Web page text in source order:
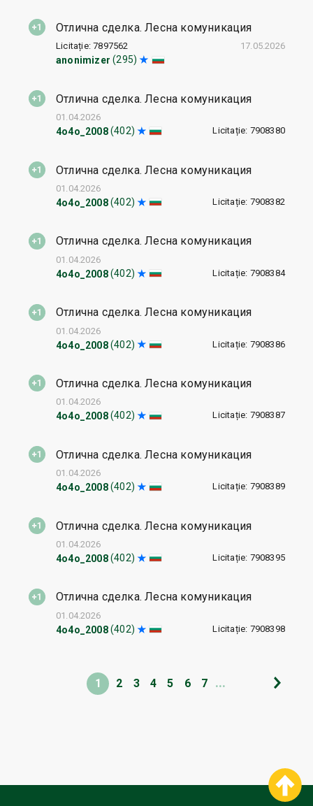
Отлична сделка. Лесна комуникация
anonimizer (295)
Licitație: 7897562 17.05.2026
Отлична сделка. Лесна комуникация
4o4o_2008 (402) Licitație: 7908380
01.04.2026
Отлична сделка. Лесна комуникация
4o4o_2008 (402) Licitație: 7908382
01.04.2026
Отлична сделка. Лесна комуникация
4o4o_2008 (402) Licitație: 7908384
01.04.2026
Отлична сделка. Лесна комуникация
4o4o_2008 (402) Licitație: 7908386
01.04.2026
Отлична сделка. Лесна комуникация
4o4o_2008 (402) Licitație: 7908387
01.04.2026
Отлична сделка. Лесна комуникация
4o4o_2008 (402) Licitație: 7908389
01.04.2026
Отлична сделка. Лесна комуникация
4o4o_2008 (402) Licitație: 7908395
01.04.2026
Отлична сделка. Лесна комуникация
4o4o_2008 (402) Licitație: 7908398
01.04.2026
1 2 3 4 5 6 7 ...